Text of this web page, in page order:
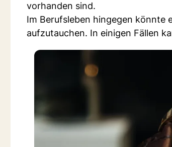
vorhanden sind.
Im Berufsleben hingegen könnte
aufzutauchen. In einigen Fällen